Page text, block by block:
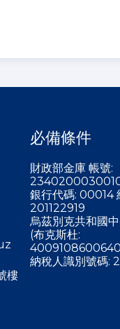
樓
必備條件
財政部金庫 帳號:
銀行代碼: 00014
201122919
烏茲別克共和國
(布克斯杜:
納稅人識別號碼: